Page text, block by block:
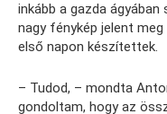
inkább a gazda
nagy fénykép jelent
első napon készítettek.
– Tudod, – mondta
gondoltam, hogy az